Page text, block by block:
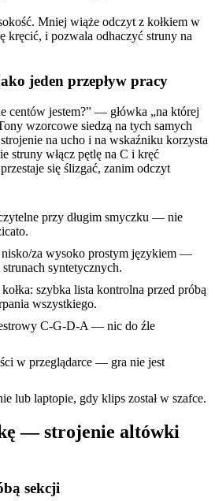
Mniej wiąże odczyt z kołkiem w
kręcić, i pozwala odhaczyć struny na
jeden przepływ pracy
centów jestem?” — główka „na której
wzorcowe siedzą na tych samych
na ucho i na wskaźniku korzysta
struny włącz pętlę na C i kręć
się ślizgać, zanim odczyt
przy długim smyczku — nie
za wysoko prostym językiem —
syntetycznych.
szybka lista kontrolna przed próbą
wszystkiego.
C-G-D-A — nic do źle
w przeglądarce — gra nie jest
lub laptopie, gdy klips został w szafce.
— strojenie altówki
sekcji